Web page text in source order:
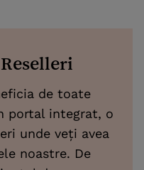
de toate
portal integrat, o
unde veți avea
noastre. De